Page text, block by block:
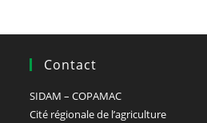
Contact
SIDAM – COPAMAC
Cité régionale de l’agriculture